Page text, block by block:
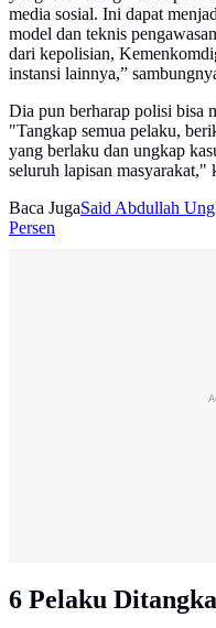
media sosial. Ini dapat
model dan teknis
dari kepolisian,
instansi lainnya,”
Dia pun berharap polisi bisa
"Tangkap semua pelaku,
yang berlaku dan ungkap
seluruh lapisan masyarakat,"
Baca JugaSaid Abdullah
Persen
6 Pelaku